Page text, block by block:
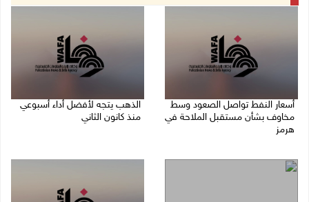
أسعار النفط تواصل الصعود وسط
مخاوف بشأن مستقبل الملاحة في
هرمز
الذهب يتجه لأفضل أداء أسبوعي
منذ كانون الثاني